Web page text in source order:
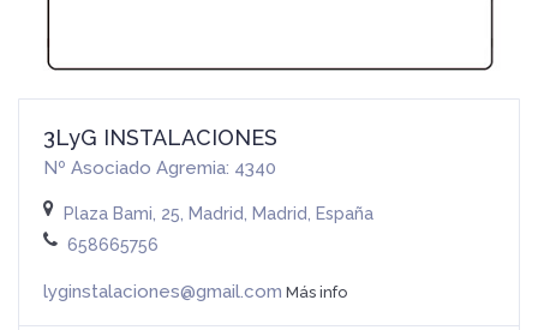
3LyG INSTALACIONES
Nº Asociado Agremia: 4340
Plaza Bami, 25, Madrid, Madrid, España
658665756
lyginstalaciones@gmail.com Más info